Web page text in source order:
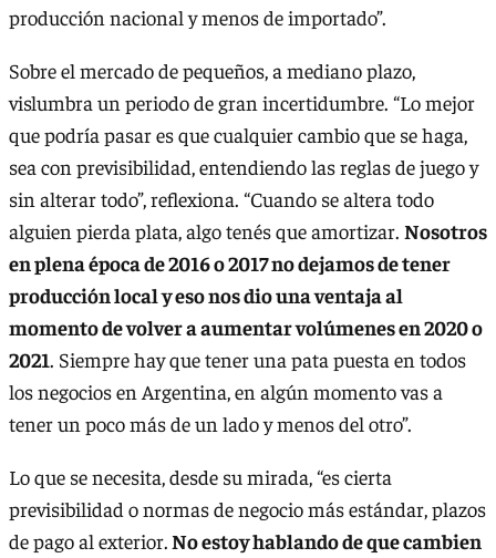
producción nacional y menos de importado”.
Sobre el mercado de pequeños, a mediano plazo,
vislumbra un periodo de gran incertidumbre. “Lo mejor
que podría pasar es que cualquier cambio que se haga,
sea con previsibilidad, entendiendo las reglas de juego y
sin alterar todo”, reflexiona. “Cuando se altera todo
alguien pierda plata, algo tenés que amortizar. Nosotros
en plena época de 2016 o 2017 no dejamos de tener
producción local y eso nos dio una ventaja al
momento de volver a aumentar volúmenes en 2020 o
2021. Siempre hay que tener una pata puesta en todos
los negocios en Argentina, en algún momento vas a
tener un poco más de un lado y menos del otro”.
Lo que se necesita, desde su mirada, “es cierta
previsibilidad o normas de negocio más estándar, plazos
de pago al exterior. No estoy hablando de que cambien